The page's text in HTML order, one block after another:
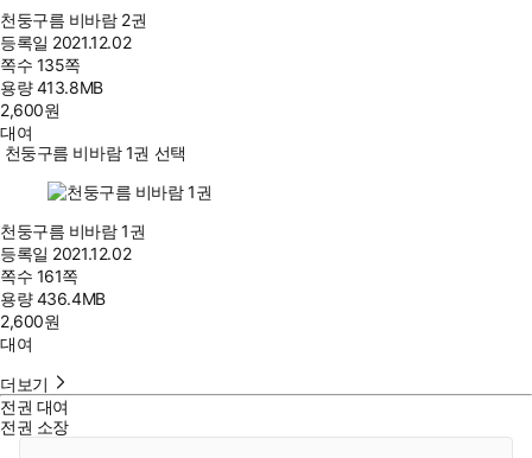
천둥구름 비바람 2권
등록일 2021.12.02
쪽수 135쪽
용량413.8MB
2,600원
대여
천둥구름 비바람 1권 선택
천둥구름 비바람 1권
등록일 2021.12.02
쪽수 161쪽
용량436.4MB
2,600원
대여
더보기
전권 대여
전권 소장